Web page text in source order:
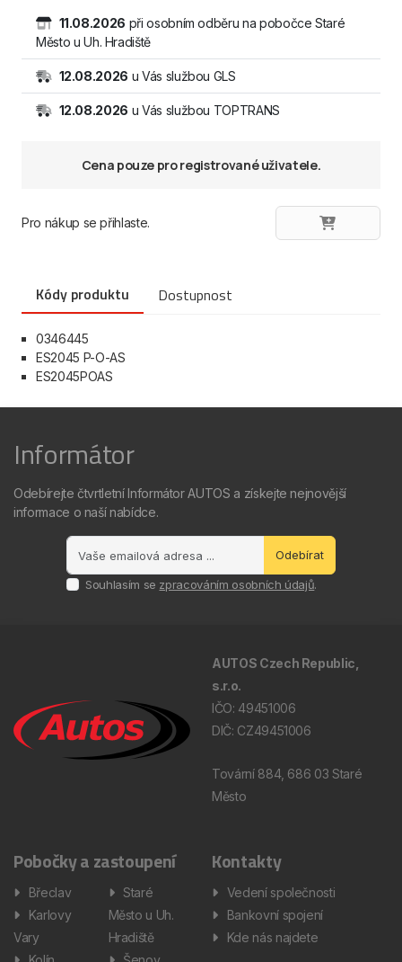
11.08.2026 při osobním odběru na pobočce Staré
Město u Uh. Hradiště
12.08.2026 u Vás službou GLS
12.08.2026 u Vás službou TOPTRANS
Cena pouze pro registrované uživatele.
Pro nákup se přihlaste.
Kódy produktu Dostupnost
0346445
ES2045 P-O-AS
ES2045POAS
Informátor
Odebírejte čtvrtletní Informátor AUTOS a získejte nejnovější
informace o naší nabídce.
Odebírat
Souhlasím se zpracováním osobních údajů.
AUTOS Czech Republic,
s.r.o.
IČO: 49451006
DIČ: CZ49451006
Tovární 884, 686 03 Staré
Město
Pobočky a zastoupení
Břeclav
Karlovy
Vary
Staré
Město u Uh.
Hradiště
Kontakty
Vedení společnosti
Bankovní spojení
Kde nás najdete